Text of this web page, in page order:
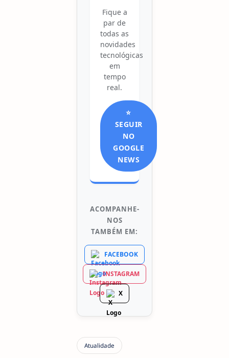
Fique a
par de
todas as
novidades
tecnológicas
em
tempo
real.
⭐
SEGUIR
NO
GOOGLE
NEWS
ACOMPANHE-
NOS
TAMBÉM EM:
FACEBOOK
INSTAGRAM
X